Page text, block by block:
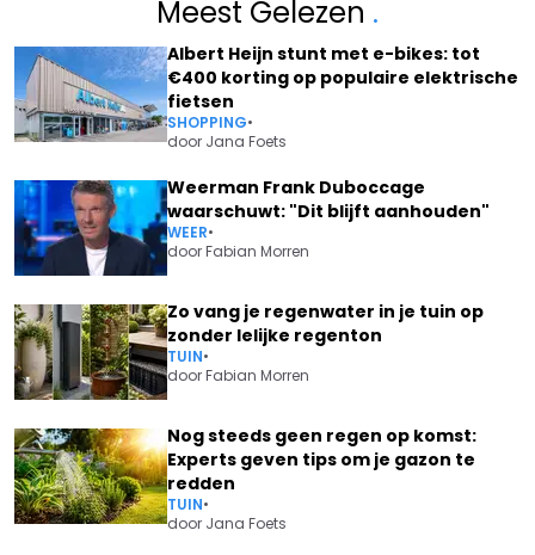
Meest Gelezen .
Albert Heijn stunt met e-bikes: tot
€400 korting op populaire elektrische
fietsen
SHOPPING•
door Jana Foets
Weerman Frank Duboccage
waarschuwt: "Dit blijft aanhouden"
WEER•
doorFabian Morren
Zo vang je regenwater in je tuin op
zonder lelijke regenton
TUIN•
doorFabian Morren
Nog steeds geen regen op komst:
Experts geven tips om je gazon te
redden
TUIN•
door Jana Foets